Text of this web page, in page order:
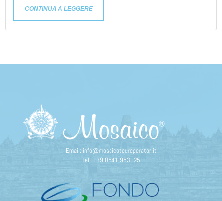
CONTINUA A LEGGERE
Email: info@mosaicotouroperator.it
Tel: +39 0541 953125